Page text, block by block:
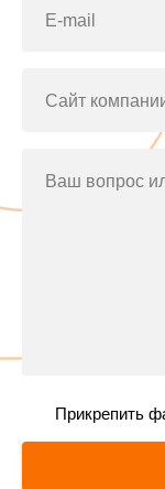
E-mail
Сайт
Ваш вопрос
Прикрепить